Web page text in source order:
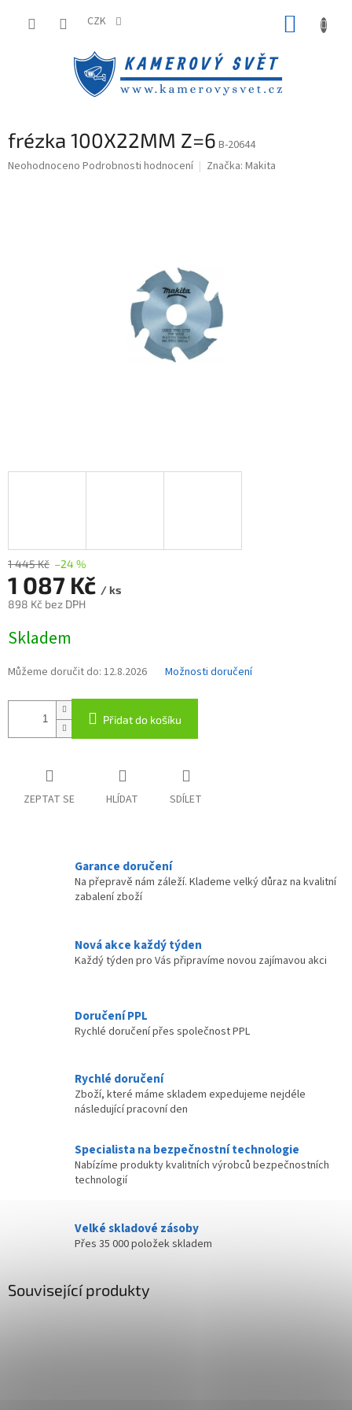
CZK
frézka 100X22MM Z=6 B-20644
Průměrné
Neohodnoceno Podrobnosti hodnocení Značka: Makita
1 445 Kč –24 %
1 087 Kč / ks
898 Kč bez DPH
cena:
Skladem
Můžeme doručit do: 12.8.2026 Možnosti doručení
Přidat do košíku
ZEPTAT SE HLÍDAT SDÍLET
Garance doručení
Na přepravě nám záleží. Klademe velký důraz na kvalitní
zabalení zboží
Nová akce každý týden
Každý týden pro Vás připravíme novou zajímavou akci
Doručení PPL
Rychlé doručení přes společnost PPL
Rychlé doručení
Zboží, které máme skladem expedujeme nejdéle
následující pracovní den
Specialista na bezpečnostní technologie
Nabízíme produkty kvalitních výrobců bezpečnostních
technologií
Velké skladové zásoby
Přes 35 000 položek skladem
Související produkty